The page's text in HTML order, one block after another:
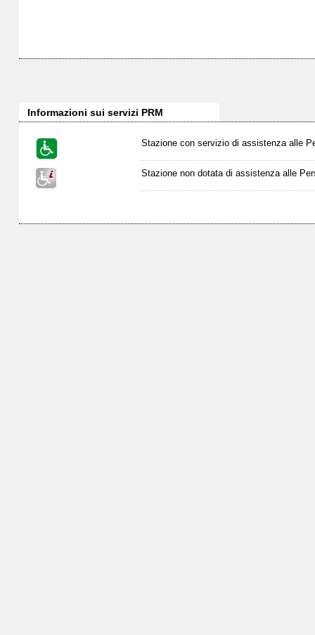
Informazioni sui servizi PRM
Stazione con servizio di assistenza alle
Stazione non dotata di assistenza alle